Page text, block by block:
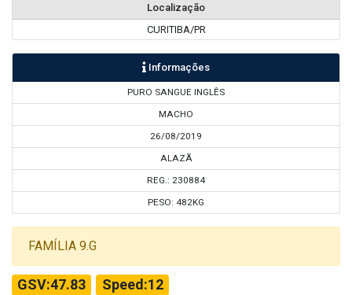
Localização
CURITIBA/PR
Informações
PURO SANGUE INGLÊS
MACHO
26/08/2019
ALAZÃ
REG.: 230884
PESO: 482KG
FAMÍLIA 9.G
GSV:47.83 Speed:12